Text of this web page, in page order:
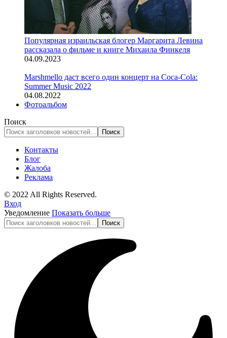
Популярная израильская блогер Маргарита Левина
рассказала о фильме и книге Михаила Финкеля
04.09.2023
Marshmello даст всего один концерт на Coca-Cola:
Summer Music 2022
04.08.2022
Фотоальбом
Поиск
Контакты
Блог
Жалоба
Реклама
© 2022 All Rights Reserved.
Вход
Уведомление Показать больше